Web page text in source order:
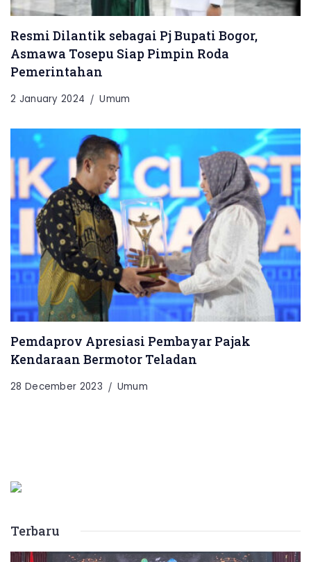
Resmi Dilantik sebagai Pj Bupati Bogor,
Asmawa Tosepu Siap Pimpin Roda
Pemerintahan
2 January 2024 Umum
Pemdaprov Apresiasi Pembayar Pajak
Kendaraan Bermotor Teladan
28 December 2023 Umum
Terbaru